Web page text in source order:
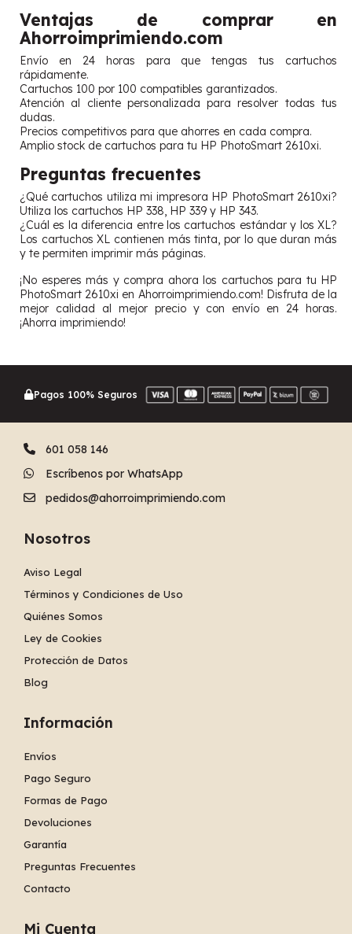
Ventajas de comprar en
Ahorroimprimiendo.com
Envío en 24 horas para que tengas tus cartuchos
rápidamente.
Cartuchos 100 por 100 compatibles garantizados.
Atención al cliente personalizada para resolver todas tus
dudas.
Precios competitivos para que ahorres en cada compra.
Amplio stock de cartuchos para tu HP PhotoSmart 2610xi.
Preguntas frecuentes
¿Qué cartuchos utiliza mi impresora HP PhotoSmart 2610xi?
Utiliza los cartuchos HP 338, HP 339 y HP 343.
¿Cuál es la diferencia entre los cartuchos estándar y los XL?
Los cartuchos XL contienen más tinta, por lo que duran más
y te permiten imprimir más páginas.
¡No esperes más y compra ahora los cartuchos para tu HP
PhotoSmart 2610xi en Ahorroimprimiendo.com! Disfruta de la
mejor calidad al mejor precio y con envío en 24 horas.
¡Ahorra imprimiendo!
Pagos 100% Seguros
601 058 146
Escríbenos por WhatsApp
pedidos@ahorroimprimiendo.com
Nosotros
Aviso Legal
Términos y Condiciones de Uso
Quiénes Somos
Ley de Cookies
Protección de Datos
Blog
Información
Envíos
Pago Seguro
Formas de Pago
Devoluciones
Garantía
Preguntas Frecuentes
Contacto
Mi Cuenta